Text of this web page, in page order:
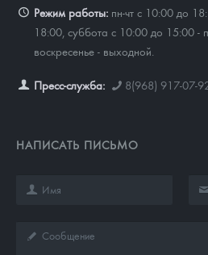
Режим работы: пн-чт с 10:00 до
18:00, суббота с 10:00 до 15:00 -
воскресенье - выходной.
Пресс-служба: 8(968) 917-07-
НАПИСАТЬ ПИСЬМО